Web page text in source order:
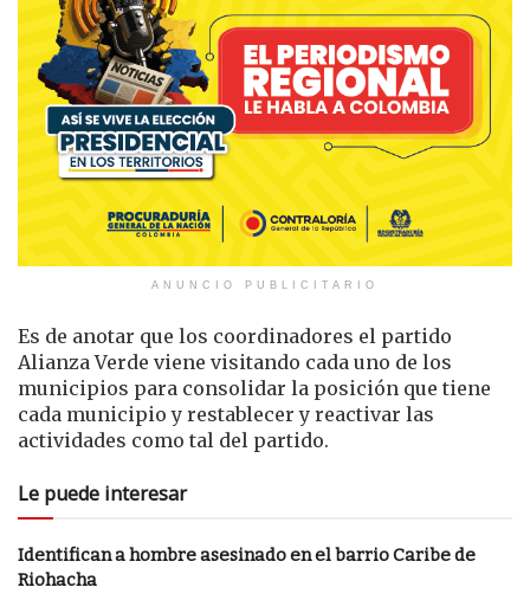
ANUNCIO PUBLICITARIO
Es de anotar que los coordinadores el partido
Alianza Verde viene visitando cada uno de los
municipios para consolidar la posición que tiene
cada municipio y restablecer y reactivar las
actividades como tal del partido.
Le puede interesar
Identifican a hombre asesinado en el barrio Caribe de
Riohacha